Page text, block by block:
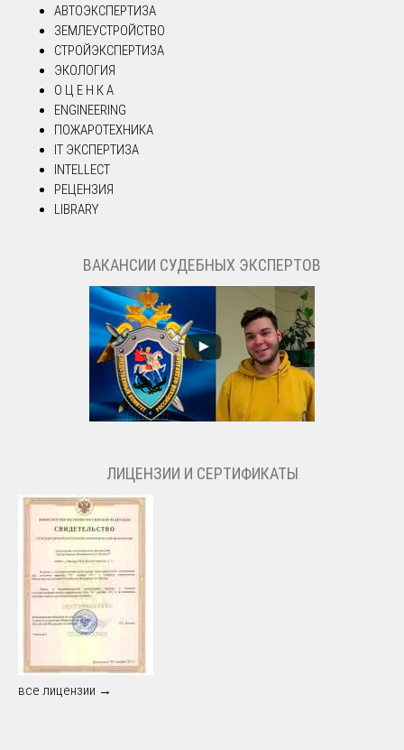
АВТОЭКСПЕРТИЗА
ЗЕМЛЕУСТРОЙСТВО
СТРОЙЭКСПЕРТИЗА
ЭКОЛОГИЯ
О Ц Е Н К А
ENGINEERING
ПОЖАРОТЕХНИКА
IT ЭКСПЕРТИЗА
INTELLECT
РЕЦЕНЗИЯ
LIBRARY
ВАКАНСИИ СУДЕБНЫХ ЭКСПЕРТОВ
ЛИЦЕНЗИИ И СЕРТИФИКАТЫ
все лицензии →